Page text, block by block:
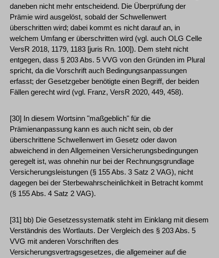
daneben nicht mehr entscheidend. Die Überprüfung der
Prämie wird ausgelöst, sobald der Schwellenwert
überschritten wird; dabei kommt es nicht darauf an, in
welchem Umfang er überschritten wird (vgl. auch OLG Celle
VersR 2018, 1179, 1183 [juris Rn. 100]). Dem steht nicht
entgegen, dass § 203 Abs. 5 VVG von den Gründen im Plural
spricht, da die Vorschrift auch Bedingungsanpassungen
erfasst; der Gesetzgeber benötigte einen Begriff, der beiden
Fällen gerecht wird (vgl. Franz, VersR 2020, 449, 458).
[30] In diesem Wortsinn "maßgeblich" für die
Prämienanpassung kann es auch nicht sein, ob der
überschrittene Schwellenwert im Gesetz oder davon
abweichend in den Allgemeinen Versicherungsbedingungen
geregelt ist, was ohnehin nur bei der Rechnungsgrundlage
Versicherungsleistungen (§ 155 Abs. 3 Satz 2 VAG), nicht
dagegen bei der Sterbewahrscheinlichkeit in Betracht kommt
(§ 155 Abs. 4 Satz 2 VAG).
[31] bb) Die Gesetzessystematik steht im Einklang mit diesem
Verständnis des Wortlauts. Der Vergleich des § 203 Abs. 5
VVG mit anderen Vorschriften des
Versicherungsvertragsgesetzes, die allgemeiner auf die